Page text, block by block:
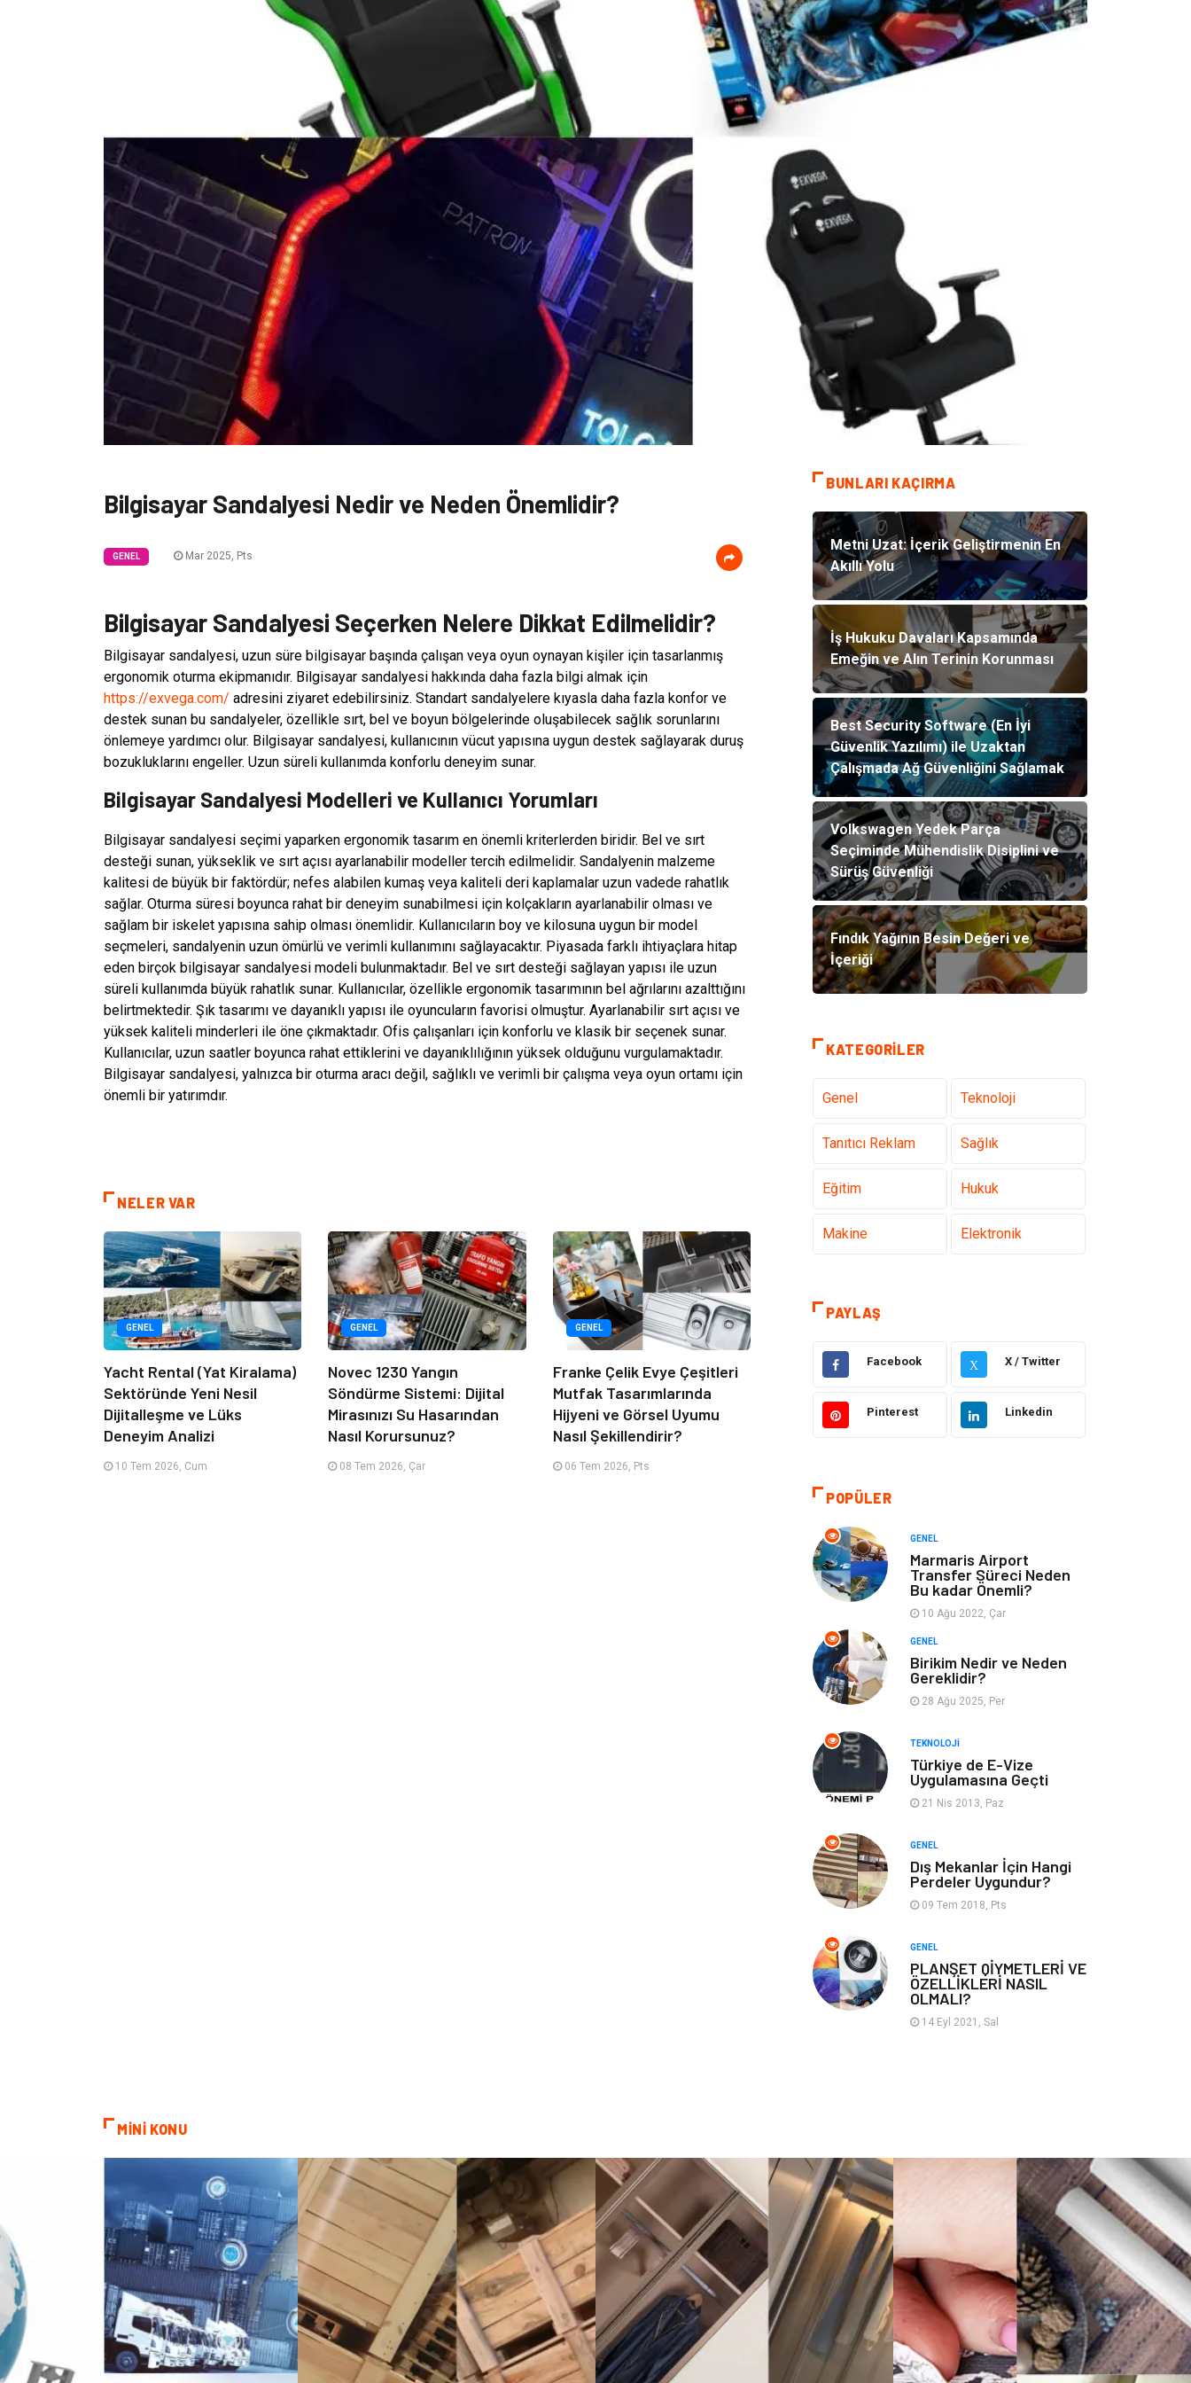
Bilgisayar Sandalyesi Nedir ve Neden Önemlidir?
GENEL Mar 2025, Pts
Bilgisayar Sandalyesi Seçerken Nelere Dikkat Edilmelidir?
Bilgisayar sandalyesi, uzun süre bilgisayar başında çalışan veya oyun oynayan kişiler için tasarlanmış
ergonomik oturma ekipmanıdır. Bilgisayar sandalyesi hakkında daha fazla bilgi almak için
https://exvega.com/ adresini ziyaret edebilirsiniz. Standart sandalyelere kıyasla daha fazla konfor ve
destek sunan bu sandalyeler, özellikle sırt, bel ve boyun bölgelerinde oluşabilecek sağlık sorunlarını
önlemeye yardımcı olur. Bilgisayar sandalyesi, kullanıcının vücut yapısına uygun destek sağlayarak duruş
bozukluklarını engeller. Uzun süreli kullanımda konforlu deneyim sunar.
Bilgisayar Sandalyesi Modelleri ve Kullanıcı Yorumları
Bilgisayar sandalyesi seçimi yaparken ergonomik tasarım en önemli kriterlerden biridir. Bel ve sırt
desteği sunan, yükseklik ve sırt açısı ayarlanabilir modeller tercih edilmelidir. Sandalyenin malzeme
kalitesi de büyük bir faktördür; nefes alabilen kumaş veya kaliteli deri kaplamalar uzun vadede rahatlık
sağlar. Oturma süresi boyunca rahat bir deneyim sunabilmesi için kolçakların ayarlanabilir olması ve
sağlam bir iskelet yapısına sahip olması önemlidir. Kullanıcıların boy ve kilosuna uygun bir model
seçmeleri, sandalyenin uzun ömürlü ve verimli kullanımını sağlayacaktır. Piyasada farklı ihtiyaçlara hitap
eden birçok bilgisayar sandalyesi modeli bulunmaktadır. Bel ve sırt desteği sağlayan yapısı ile uzun
süreli kullanımda büyük rahatlık sunar. Kullanıcılar, özellikle ergonomik tasarımının bel ağrılarını azalttığını
belirtmektedir. Şık tasarımı ve dayanıklı yapısı ile oyuncuların favorisi olmuştur. Ayarlanabilir sırt açısı ve
yüksek kaliteli minderleri ile öne çıkmaktadır. Ofis çalışanları için konforlu ve klasik bir seçenek sunar.
Kullanıcılar, uzun saatler boyunca rahat ettiklerini ve dayanıklılığının yüksek olduğunu vurgulamaktadır.
Bilgisayar sandalyesi, yalnızca bir oturma aracı değil, sağlıklı ve verimli bir çalışma veya oyun ortamı için
önemli bir yatırımdır.
NELER VAR
GENEL
Yacht Rental (Yat Kiralama)
Sektöründe Yeni Nesil
Dijitalleşme ve Lüks
Deneyim Analizi
10 Tem 2026, Cum
GENEL
Novec 1230 Yangın
Söndürme Sistemi: Dijital
Mirasınızı Su Hasarından
Nasıl Korursunuz?
08 Tem 2026, Çar
GENEL
Franke Çelik Evye Çeşitleri
Mutfak Tasarımlarında
Hijyeni ve Görsel Uyumu
Nasıl Şekillendirir?
06 Tem 2026, Pts
BUNLARI KAÇIRMA
Metni Uzat: İçerik Geliştirmenin En
Akıllı Yolu
İş Hukuku Davaları Kapsamında
Emeğin ve Alın Terinin Korunması
Best Security Software (En İyi
Güvenlik Yazılımı) ile Uzaktan
Çalışmada Ağ Güvenliğini Sağlamak
Volkswagen Yedek Parça
Seçiminde Mühendislik Disiplini ve
Sürüş Güvenliği
Fındık Yağının Besin Değeri ve
İçeriği
KATEGORILER
Genel Teknoloji
Tanıtıcı Reklam Sağlık
Eğitim Hukuk
Makine Elektronik
Güzellik & Bakım
Emlak Organizasyon
Bilgisayar &
Metalar
Tatil
Webmaster
Bebek Giyim
Görsel Aksesuar
Backlink İçerik
Domain
Hediyelik Eşya Kültür
Algoritma
Anahtar Kelime Penguen
Sandbox Blackhat
Tarım &
Hayvancılık
PAYLAŞ
Facebook X X / Twitter
Pinterest Linkedin
POPÜLER
GENEL
Marmaris Airport
Transfer Süreci Neden
Bu kadar Önemli?
10 Ağu 2022, Çar
GENEL
Birikim Nedir ve Neden
Gereklidir?
28 Ağu 2025, Per
TEKNOLOJI
Türkiye de E-Vize
Uygulamasına Geçti
21 Nis 2013, Paz
GENEL
Dış Mekanlar İçin Hangi
Perdeler Uygundur?
09 Tem 2018, Pts
GENEL
PLANŞET QİYMETLERİ VE
ÖZELLİKLERİ NASIL
OLMALI?
14 Eyl 2021, Sal
MİNİ KONU